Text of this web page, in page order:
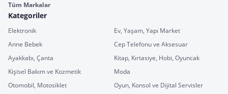
Tüm Markalar
Kategoriler
Elektronik
Ev, Yaşam, Yapı Market
Anne Bebek
Cep Telefonu ve Aksesuar
Ayakkabı, Çanta
Kitap, Kırtasiye, Hobi, Oyuncak
Kişisel Bakım ve Kozmetik
Moda
Otomobil, Motosiklet
Oyun, Konsol ve Dijital Servisler